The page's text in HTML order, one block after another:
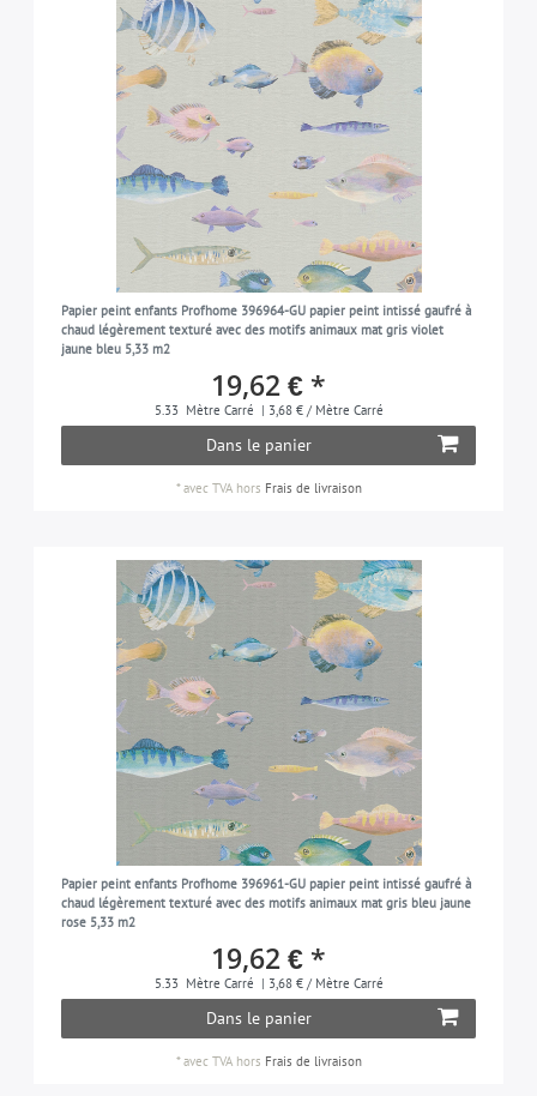
Papier peint enfants Profhome 396964-GU papier peint intissé gaufré à
chaud légèrement texturé avec des motifs animaux mat gris violet
jaune bleu 5,33 m2
19,62 € *
5.33 Mètre Carré | 3,68 € / Mètre Carré
Dans le panier
*avec TVAhors Frais de livraison
Papier peint enfants Profhome 396961-GU papier peint intissé gaufré à
chaud légèrement texturé avec des motifs animaux mat gris bleu jaune
rose 5,33 m2
19,62 € *
5.33 Mètre Carré | 3,68 € / Mètre Carré
Dans le panier
*avec TVAhors Frais de livraison